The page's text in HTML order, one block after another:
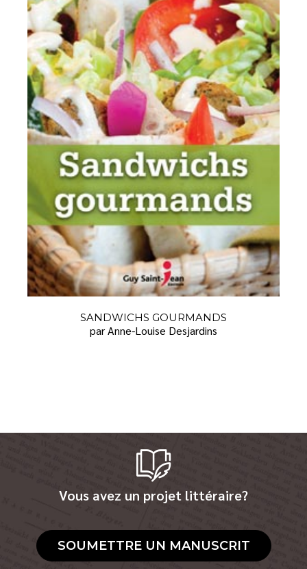
SANDWICHS GOURMANDS
par Anne-Louise Desjardins
Vous avez un projet littéraire?
SOUMETTRE UN MANUSCRIT